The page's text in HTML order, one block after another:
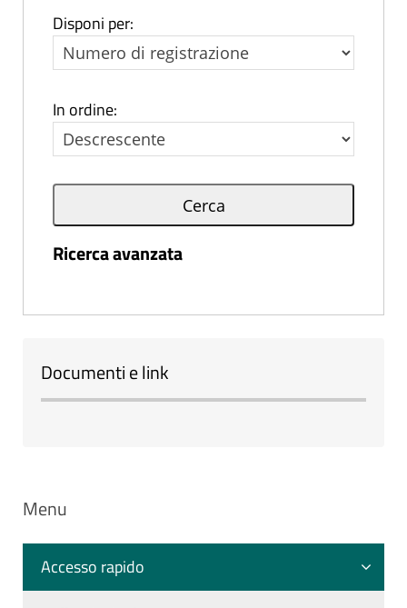
Disponi per:
In ordine:
Ricerca avanzata
Documenti e link
Menu
Accesso rapido